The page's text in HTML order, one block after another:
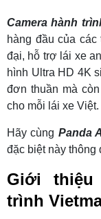
Camera hành
hàng đầu của
đại, hỗ trợ lái xe
hình Ultra HD 4K
đơn thuần mà
cho mỗi lái xe Việt.
Hãy cùng Panda
đặc biệt này
Giới
trình